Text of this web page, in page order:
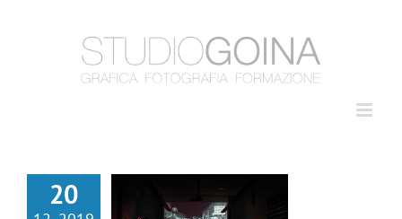
20
GRAFICA E